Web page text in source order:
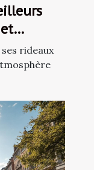
rideaux